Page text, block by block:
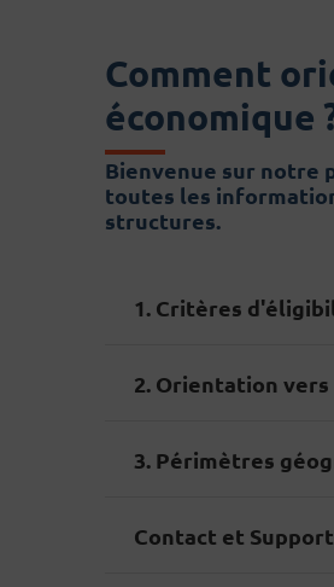
Comment
économique
Bienvenue sur notre
toutes les
structures.
1. Critères
2. Orientation
3. Périmètres
Contact et Support